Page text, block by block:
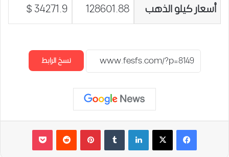
أسعار كيلو الذهب
128601.88
34271.9 $
نسخ الرابط
لينكدإن بينتيريست